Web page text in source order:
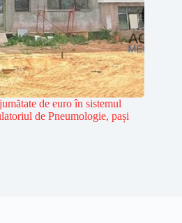
de euro în sistemul
de Pneumologie, pași